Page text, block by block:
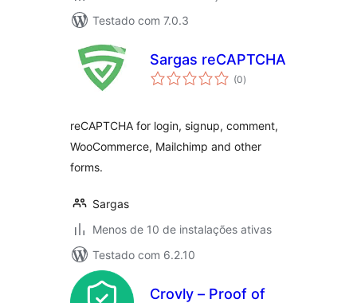
Testado com 7.0.3
Sargas reCAPTCHA
(0total
de
)
reCAPTCHA for login, signup, comment,
WooCommerce, Mailchimp and other
forms.
Sargas
Menos de 10 de instalações ativas
Testado com 6.2.10
Crovly – Proof of